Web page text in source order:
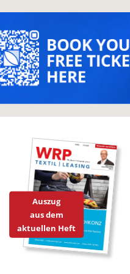
Auszug
aus dem
aktuellen Heft